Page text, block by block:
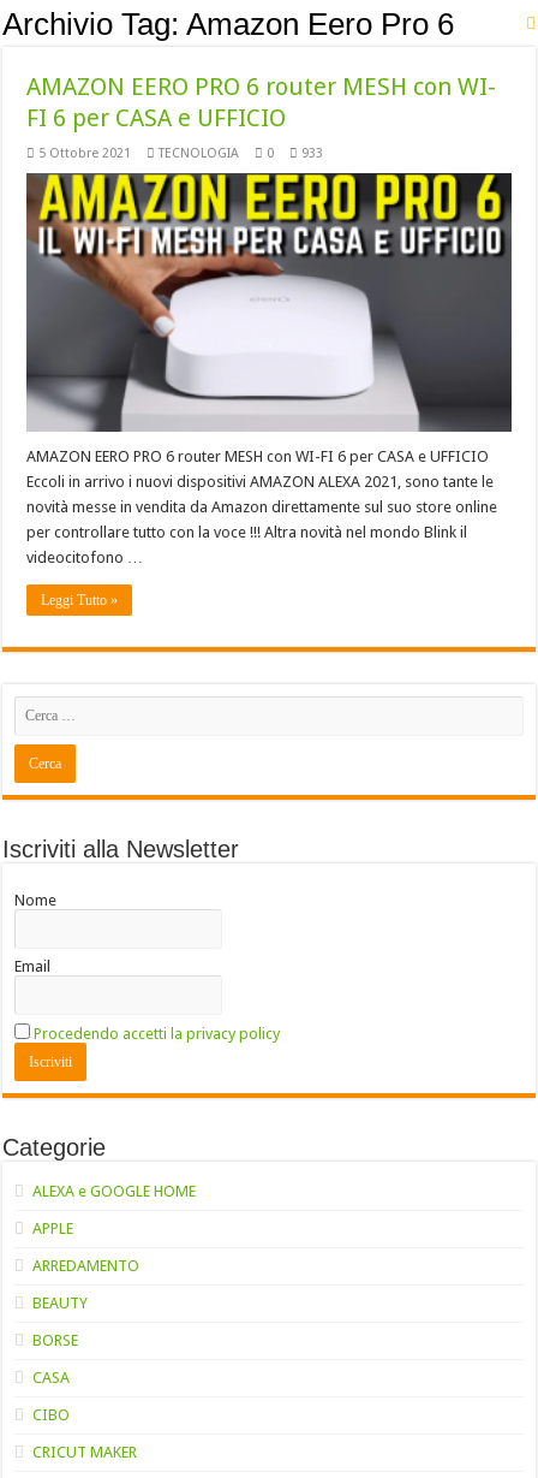
Archivio Tag:Amazon Eero Pro 6
AMAZON EERO PRO 6 router MESH con WI-
FI 6 per CASA e UFFICIO
5 Ottobre 2021 TECNOLOGIA 0 933
AMAZON EERO PRO 6 router MESH con WI-FI 6 per CASA e UFFICIO
Eccoli in arrivo i nuovi dispositivi AMAZON ALEXA 2021, sono tante le
novità messe in vendita da Amazon direttamente sul suo store online
per controllare tutto con la voce !!! Altra novità nel mondo Blink il
videocitofono …
Leggi Tutto »
Iscriviti alla Newsletter
Nome
Email
Procedendo accetti la privacy policy
Categorie
ALEXA e GOOGLE HOME
APPLE
ARREDAMENTO
BEAUTY
BORSE
CASA
CIBO
CRICUT MAKER